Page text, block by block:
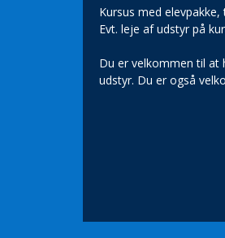
Kursus med
Evt. leje af udstyr på
Du er velkommen til at
udstyr. Du er også